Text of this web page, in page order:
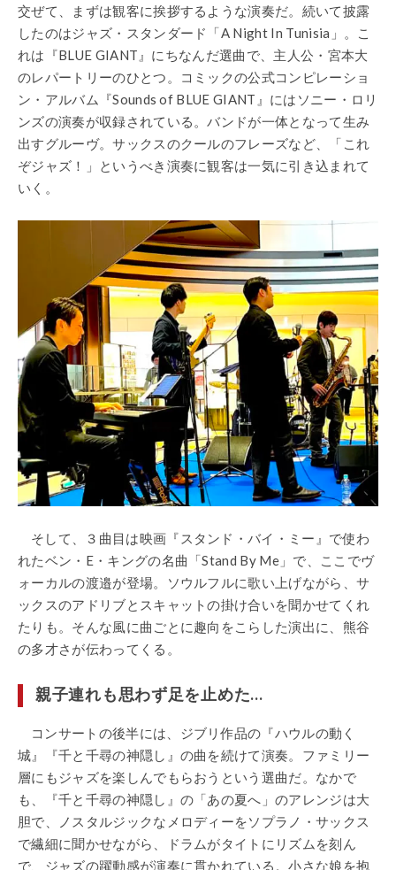
交ぜて、まずは観客に挨拶するような演奏だ。続いて披露
したのはジャズ・スタンダード「A Night In Tunisia」。こ
れは『BLUE GIANT』にちなんだ選曲で、主人公・宮本大
のレパートリーのひとつ。コミックの公式コンピレーショ
ン・アルバム『Sounds of BLUE GIANT』にはソニー・ロリ
ンズの演奏が収録されている。バンドが一体となって生み
出すグルーヴ。サックスのクールのフレーズなど、「これ
ぞジャズ！」というべき演奏に観客は一気に引き込まれて
いく。
そして、３曲目は映画『スタンド・バイ・ミー』で使わ
れたベン・E・キングの名曲「Stand By Me」で、ここでヴ
ォーカルの渡邉が登場。ソウルフルに歌い上げながら、サ
ックスのアドリブとスキャットの掛け合いを聞かせてくれ
たりも。そんな風に曲ごとに趣向をこらした演出に、熊谷
の多才さが伝わってくる。
親子連れも思わず足を止めた…
コンサートの後半には、ジブリ作品の『ハウルの動く
城』『千と千尋の神隠し』の曲を続けて演奏。ファミリー
層にもジャズを楽しんでもらおうという選曲だ。なかで
も、『千と千尋の神隠し』の「あの夏へ」のアレンジは大
胆で、ノスタルジックなメロディーをソプラノ・サックス
で繊細に聞かせながら、ドラムがタイトにリズムを刻ん
で、ジャズの躍動感が演奏に貫かれている。小さな娘を抱